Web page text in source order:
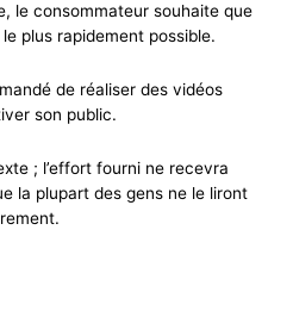
le consommateur souhaite que
plus rapidement possible.
de réaliser des vidéos
son public.
; l’effort fourni ne recevra
la plupart des gens ne le liront